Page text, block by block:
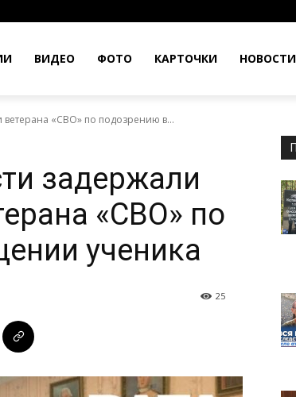
ВИДЕО ФОТО КАРТОЧКИ НОВОСТИ
«СВО» по подозрению в...
задержали
«СВО» по
ученика
25